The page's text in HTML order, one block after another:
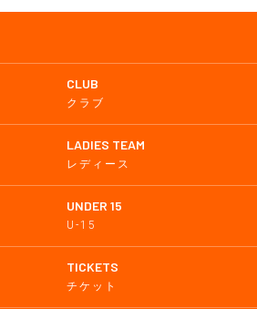
CLUB
クラブ
LADIES TEAM
レディース
UNDER 15
U-15
TICKETS
チケット